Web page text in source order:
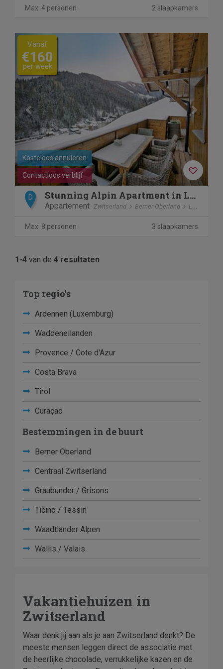
Max. 4 personen 2 slaapkamers
Previous Next
Contactloos verblijf
Kosteloos annuleren
Vanaf
€160
per week
D Stunning Alpin Apartment in Lenk
Appartement Zwitserland Berner Oberland Lenk im Simmental
Max. 8 personen 3 slaapkamers
1-4 van de 4 resultaten
Top regio's
Ardennen (Luxemburg)
Waddeneilanden
Provence / Cote d'Azur
Costa Brava
Tirol
Curaçao
Bestemmingen in de buurt
Berner Oberland
Centraal Zwitserland
Graubunder / Grisons
Ticino / Tessin
Waadtländer Alpen
Wallis / Valais
Vakantiehuizen in
Zwitserland
Waar denk jij aan als je aan Zwitserland denkt? De
meeste mensen leggen direct de associatie met
de heerlijke chocolade, verrukkelijke kazen en de